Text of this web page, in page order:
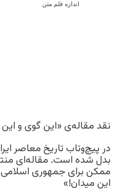
اندازه قلم متن
نقد مقاله‌ی «این گوی و
در پیچ‌و‌تاب تاریخ معاصر
بدل شده است. مقاله‌ای
ممکن برای جمهوری
این میدان!»